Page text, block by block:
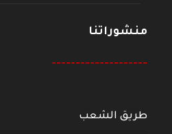
منشوراتنا
--------------------
طريق الشعب